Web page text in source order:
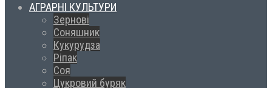
АГРАРНІ КУЛЬТУРИ
Зернові
Соняшник
Кукурудза
Ріпак
Соя
Цукровий буряк